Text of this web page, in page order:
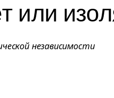
или
независимости